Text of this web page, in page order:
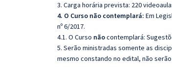
3. Carga horária prevista: 220
4. O Curso não contemplará: Em
nº 6/2017.
4.1. O Curso nãocontemplará:
5. Serão ministradas somente as
mesmo constando no edital, não